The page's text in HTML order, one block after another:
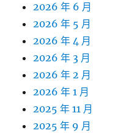
2026 年 6 月
2026 年 5 月
2026 年 4 月
2026 年 3 月
2026 年 2 月
2026 年 1 月
2025 年 11 月
2025 年 9 月